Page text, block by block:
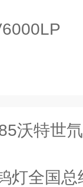
沃特世
灯全国总